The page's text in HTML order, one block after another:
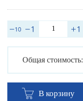
Общая стоимость:
В корзину